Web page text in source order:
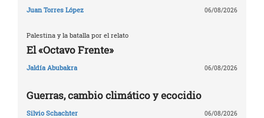
Juan Torres López 06/08/2026
Palestina y la batalla por el relato
El «Octavo Frente»
Jaldía Abubakra 06/08/2026
Guerras, cambio climático y ecocidio
Silvio Schachter 06/08/2026